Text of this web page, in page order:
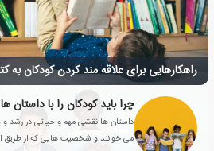
راهکارهایی برای علاقه مند کردن کودکان به
چرا باید کودکان را با داستان
داستان ها نقشی مهم و حیاتی در رشد
می خوانند و شخصیت هایی که از طریق